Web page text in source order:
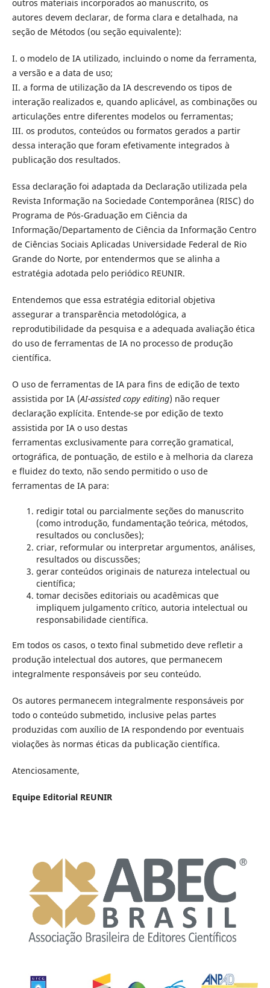
outros materiais incorporados ao manuscrito, os
autores devem declarar, de forma clara e detalhada, na
seção de Métodos (ou seção equivalente):
I. o modelo de IA utilizado, incluindo o nome da ferramenta,
a versão e a data de uso;
II. a forma de utilização da IA descrevendo os tipos de
interação realizados e, quando aplicável, as combinações ou
articulações entre diferentes modelos ou ferramentas;
III. os produtos, conteúdos ou formatos gerados a partir
dessa interação que foram efetivamente integrados à
publicação dos resultados.
Essa declaração foi adaptada da Declaração utilizada pela
Revista Informação na Sociedade Contemporânea (RISC) do
Programa de Pós-Graduação em Ciência da
Informação/Departamento de Ciência da Informação Centro
de Ciências Sociais Aplicadas Universidade Federal de Rio
Grande do Norte, por entendermos que se alinha a
estratégia adotada pelo periódico REUNIR.
Entendemos que essa estratégia editorial objetiva
assegurar a transparência metodológica, a
reprodutibilidade da pesquisa e a adequada avaliação ética
do uso de ferramentas de IA no processo de produção
científica.
O uso de ferramentas de IA para fins de edição de texto
assistida por IA (AI-assisted copy editing) não requer
declaração explícita. Entende-se por edição de texto
assistida por IA o uso destas
ferramentas exclusivamente para correção gramatical,
ortográfica, de pontuação, de estilo e à melhoria da clareza
e fluidez do texto, não sendo permitido o uso de
ferramentas de IA para:
redigir total ou parcialmente seções do manuscrito
(como introdução, fundamentação teórica, métodos,
resultados ou conclusões);
criar, reformular ou interpretar argumentos, análises,
resultados ou discussões;
gerar conteúdos originais de natureza intelectual ou
científica;
tomar decisões editoriais ou acadêmicas que
impliquem julgamento crítico, autoria intelectual ou
responsabilidade científica.
Em todos os casos, o texto final submetido deve refletir a
produção intelectual dos autores, que permanecem
integralmente responsáveis por seu conteúdo.
Os autores permanecem integralmente responsáveis por
todo o conteúdo submetido, inclusive pelas partes
produzidas com auxílio de IA respondendo por eventuais
violações às normas éticas da publicação científica.
Atenciosamente,
Equipe Editorial REUNIR